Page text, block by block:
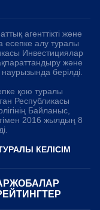
агенттікті және
есепке алу туралы
Инвестициялар
және
берілді.
қою туралы
Республикасы
Байланыс,
2016 жылдың 8
КЕЛІСІМ
ЖОБАЛАР